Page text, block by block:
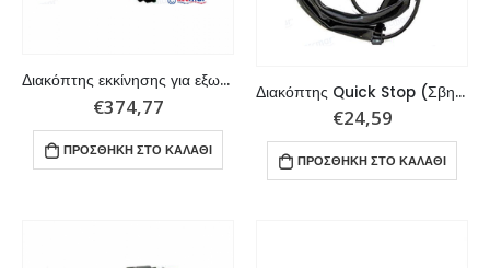
Διακόπτης εκκίνησης για εξωλέμβιες μηχανές Yamaha
€374,77
ΠΡΟΣΘΉΚΗ ΣΤΟ ΚΑΛΆΘΙ
Διακόπτης Quick Stop (Σβηστήρι) για μηχανές Yamaha
€24,59
ΠΡΟΣΘΉΚΗ ΣΤΟ ΚΑΛΆΘΙ